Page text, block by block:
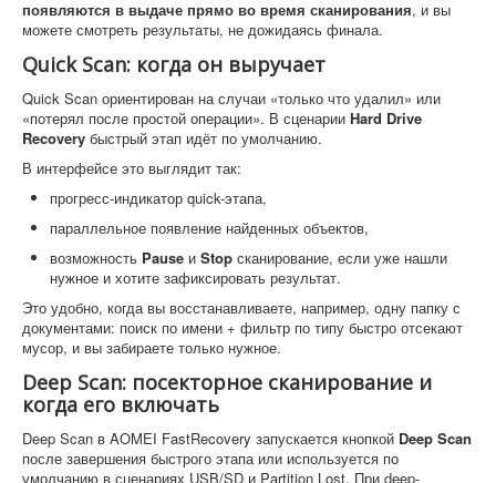
появляются в выдаче прямо во время сканирования, и вы
можете смотреть результаты, не дожидаясь финала.
Quick Scan: когда он выручает
Quick Scan ориентирован на случаи «только что удалил» или
«потерял после простой операции». В сценарии Hard Drive
Recovery быстрый этап идёт по умолчанию.
В интерфейсе это выглядит так:
прогресс-индикатор quick-этапа,
параллельное появление найденных объектов,
возможность Pause и Stop сканирование, если уже нашли
нужное и хотите зафиксировать результат.
Это удобно, когда вы восстанавливаете, например, одну папку с
документами: поиск по имени + фильтр по типу быстро отсекают
мусор, и вы забираете только нужное.
Deep Scan: посекторное сканирование и
когда его включать
Deep Scan в AOMEI FastRecovery запускается кнопкой Deep Scan
после завершения быстрого этапа или используется по
умолчанию в сценариях USB/SD и Partition Lost. При deep-